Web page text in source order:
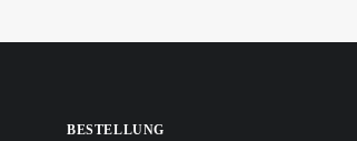
BESTELLUNG